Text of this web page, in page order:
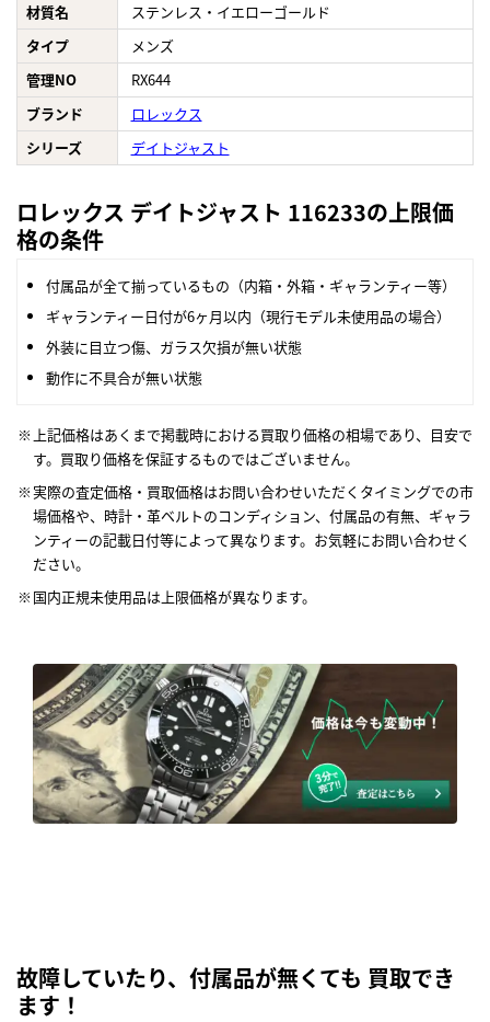
材質名
ステンレス・イエローゴールド
タイプ
メンズ
管理NO
RX644
ブランド
ロレックス
シリーズ
デイトジャスト
ロレックス デイトジャスト 116233の上限価
格の条件
付属品が全て揃っているもの（内箱・外箱・ギャランティー等）
ギャランティー日付が6ヶ月以内（現行モデル未使用品の場合）
外装に目立つ傷、ガラス欠損が無い状態
動作に不具合が無い状態
上記価格はあくまで掲載時における買取り価格の相場であり、目安で
す。買取り価格を保証するものではございません。
実際の査定価格・買取価格はお問い合わせいただくタイミングでの市
場価格や、時計・革ベルトのコンディション、付属品の有無、ギャラ
ンティーの記載日付等によって異なります。お気軽にお問い合わせく
ださい。
国内正規未使用品は上限価格が異なります。
故障していたり、付属品が無くても 買取でき
ます！